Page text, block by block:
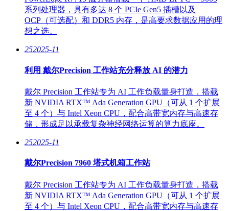
系列处理器，具有多达 8 个 PCIe Gen5 插槽以及
OCP（可选配）和 DDR5 内存，是高要求数据应用的理
想之选。
252025-11
利用 戴尔Precision 工作站充分释放 AI 的潜力
戴尔 Precision 工作站专为 AI 工作负载量身打造，搭载
新 NVIDIA RTX™ Ada Generation GPU（可从 1 个扩展
至 4 个）与 Intel Xeon CPU，配合高带宽内存与高速存
储，形成足以承载复杂神经网络运算的算力底座。
252025-11
戴尔Precision 7960 塔式机箱工作站
戴尔 Precision 工作站专为 AI 工作负载量身打造，搭载
新 NVIDIA RTX™ Ada Generation GPU（可从 1 个扩展
至 4 个）与 Intel Xeon CPU，配合高带宽内存与高速存